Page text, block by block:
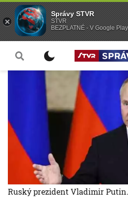
Ruský prezident Vladimir Putin.
Správy STVR
STVR
BEZPLATNÉ - V Google Play